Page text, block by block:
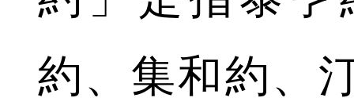
約、集和約、